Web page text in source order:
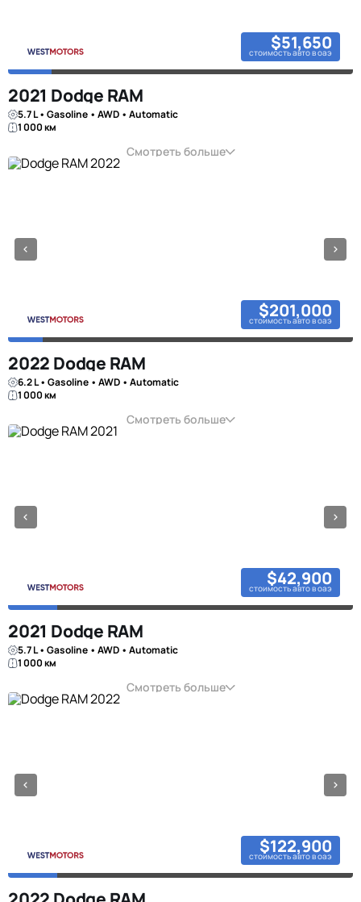
$51,650
стоимость авто в оаэ
2021 Dodge RAM
5.7 L • Gasoline • AWD • Automatic
1 000 км
Смотреть больше
$201,000
стоимость авто в оаэ
2022 Dodge RAM
6.2 L • Gasoline • AWD • Automatic
1 000 км
Смотреть больше
$42,900
стоимость авто в оаэ
2021 Dodge RAM
5.7 L • Gasoline • AWD • Automatic
1 000 км
Смотреть больше
$122,900
стоимость авто в оаэ